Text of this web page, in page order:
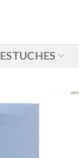
ESTUCHES